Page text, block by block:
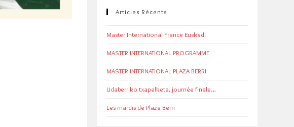
Articles Récents
Master International France Euskadi
MASTER INTERNATIONAL PROGRAMME
MASTER INTERNATIONAL PLAZA BERRI
Udaberriko txapelketa, journée finale…
Les mardis de Plaza Berri